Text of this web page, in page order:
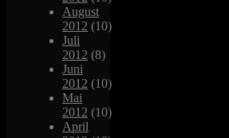
August
2012 (10)
Juli
2012 (8)
Juni
2012 (10)
Mai
2012 (10)
April